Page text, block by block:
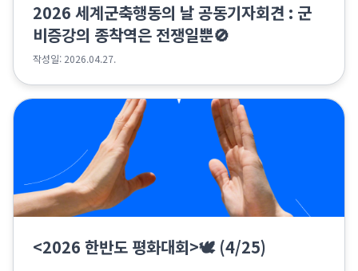
2026 세계군축행동의 날 공동기자회견 : 군
비증강의 종착역은 전쟁일뿐🚫
작성일: 2026.04.27.
<2026 한반도 평화대회>🕊 (4/25)